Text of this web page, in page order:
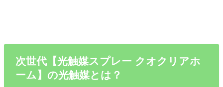
次世代【光触媒スプレー クオクリアホ
ーム】の光触媒とは？